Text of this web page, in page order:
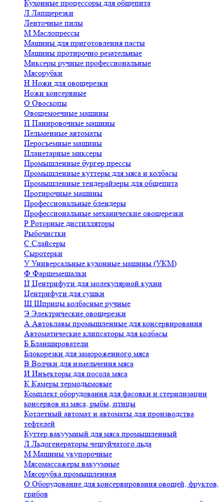
Кухонные процессоры для общепита
Л Лапшерезки
Ленточные пилы
М Маслопрессы
Машины для приготовления пасты
Машины протирочно резательные
Миксеры ручные профессиональные
Мясорубки
Н Ножи для овощерезки
Ножи консервные
О Овоскопы
Овощемоечные машины
П Панировочные машины
Пельменные автоматы
Перосъемные машины
Планетарные миксеры
Промышленные бургер прессы
Промышленные куттеры для мяса и колбасы
Промышленные тендерайзеры для общепита
Протирочные машины
Профессиональные блендеры
Профессиональные механические овощерезки
Р Роторные дистилляторы
Рыбочистки
С Слайсеры
Сыротерки
У Универсальные кухонные машины (УКМ)
Ф Фаршемешалки
Ц Центрифуги для молекулярной кухни
Центрифуги для сушки
Ш Шприцы колбасные ручные
Э Электрические овощерезки
А Автоклавы промышленные для консервирования
Автоматические клипсаторы для колбасы
Б Бланширователи
Блокорезки для замороженного мяса
В Волчки для измельчения мяса
И Инъекторы для посола мяса
К Камеры термодымовые
Комплект оборудования для фасовки и стерилизации
консервов из мяса, рыбы, птицы
Котлетный автомат и автоматы для производства
тефтелей
Куттер вакуумный для мяса промышленный
Л Льдогенераторы чешуйчатого льда
М Машины укупорочные
Мясомассажеры вакуумные
Мясорубка промышленная
О Оборудование для консервирования овощей, фруктов,
грибов